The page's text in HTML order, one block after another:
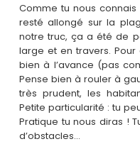
Comme tu nous
resté allongé sur la
notre truc, ça a été de
large et en travers.
bien à l’avance (pas
Pense bien à rouler à
très prudent, les
Petite particularité : tu
Pratique tu nous diras !
d’obstacles…